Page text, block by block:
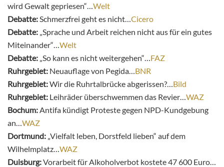
wird Gewalt gepriesen“… Welt
Debatte: Schmerzfrei geht es nicht… Cicero
Debatte: „Sprache und Arbeit reichen nicht aus für ein gutes
Miteinander“… Welt
Debatte: „So kann es nicht weitergehen“… FAZ
Ruhrgebiet: Neuauflage von Pegida… BNR
Ruhrgebiet:Wir die Ruhrtalbrücke abgerissen?… Bild
Ruhrgebiet: Leihräder überschwemmen das Revier… WAZ
Bochum: Antifa kündigt Proteste gegen NPD-Kundgebung
an… WAZ
Dortmund: „Vielfalt leben, Dorstfeld lieben“ auf dem
Wilhelmplatz… WAZ
Duisburg:Vorarbeit für Alkoholverbot kostete 47 600 Euro…